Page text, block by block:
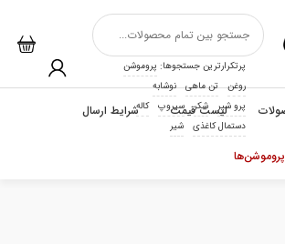
پرتکرارترین جستجوها: پروموشن
روغن
تن ماهی
نوشابه
پرو شیر
شکر سیروپ
کاله
دستمال کاغذی
شیر
لیست قیمت شرایط ارسال
پروموشن‌ها